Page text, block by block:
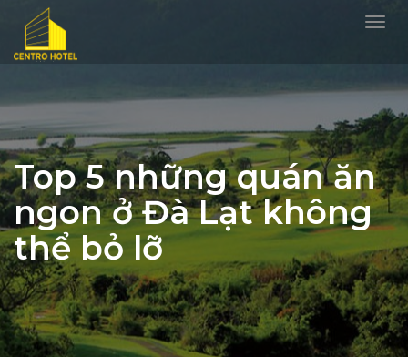
Top 5 những quán ăn
ngon ở Đà Lạt không
thể bỏ lỡ